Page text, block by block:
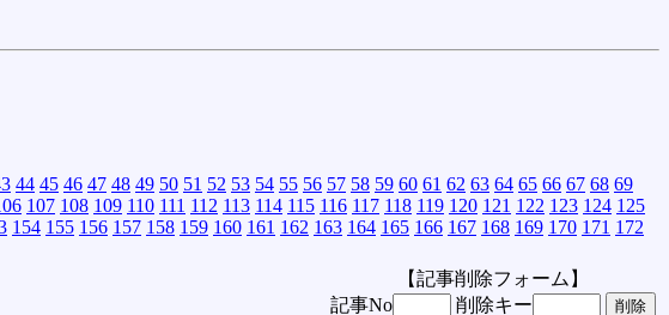
44 45 46 47 48 49 50 51 52 53 54 55 56 57 58 59 60 61 62 63 64 65 66 67 68 69
107 108 109 110 111 112 113 114 115 116 117 118 119 120 121 122 123 124 125
154 155 156 157 158 159 160 161 162 163 164 165 166 167 168 169 170 171 172
【記事削除フォーム】
記事No
削除キー